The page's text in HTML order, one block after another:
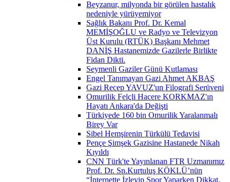
Beyzanur, milyonda bir görülen hastalık
nedeniyle yürüyemiyor
Sağlık Bakanı Prof. Dr. Kemal
MEMİŞOĞLU ve Radyo ve Televizyon
Üst Kurulu (RTÜK) Başkanı Mehmet
DANİŞ Hastanemizde Gazilerle Birlikte
Fidan Dikti.
Seymenli Gaziler Günü Kutlaması
Engel Tanımayan Gazi Ahmet AKBAŞ
Gazi Recep YAVUZ'un Filografi Serüveni
Omurilik Felçli Hacere KORKMAZ'ın
Hayatı Ankara'da Değişti
Türkiyede 160 bin Omurilik Yaralanmalı
Birey Var
Sibel Hemşirenin Türkülü Tedavisi
Pençe Şimşek Gazisine Hastanede Nikah
Kıyıldı
CNN Türk'te Yayınlanan FTR Uzmanımız
Prof. Dr. Sn.Kurtuluş KÖKLÜ’nün
“İnternette İzleyip Spor Yaparken Dikkat,